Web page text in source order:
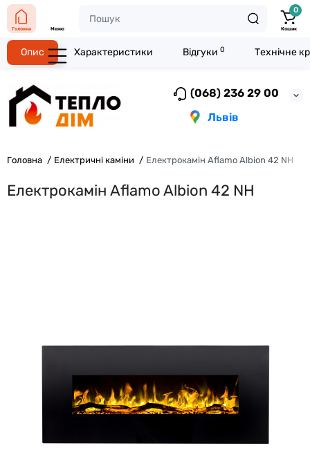
(068) 236 29 00
Львів
Головна Меню
0
Кошик
Головна Електричні каміни Електрокамін Aflamo Albion 42 NH
Електрокамін Aflamo Albion 42 NH
Опис Характеристики Відгуки 0 Технічне